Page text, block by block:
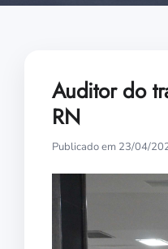
Auditor do
RN
Publicado em 23/04/